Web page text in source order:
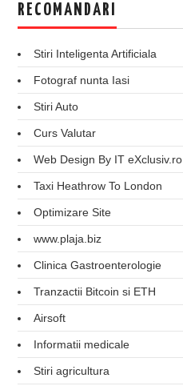
RECOMANDARI
Stiri Inteligenta Artificiala
Fotograf nunta Iasi
Stiri Auto
Curs Valutar
Web Design By IT eXclusiv.ro
Taxi Heathrow To London
Optimizare Site
www.plaja.biz
Clinica Gastroenterologie
Tranzactii Bitcoin si ETH
Airsoft
Informatii medicale
Stiri agricultura